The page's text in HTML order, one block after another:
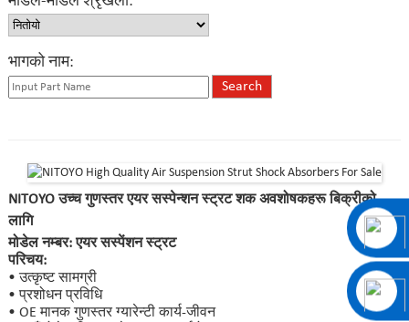
भागको नाम:
NITOYO उच्च गुणस्तर एयर सस्पेन्शन स्ट्रट शक अवशोषकहरू बिक्रीको
लागि
मोडेल नम्बर: एयर सस्पेंशन स्ट्रट
परिचय:
• उत्कृष्ट सामग्री
• प्रशोधन प्रविधि
• OE मानक गुणस्तर ग्यारेन्टी कार्य-जीवन